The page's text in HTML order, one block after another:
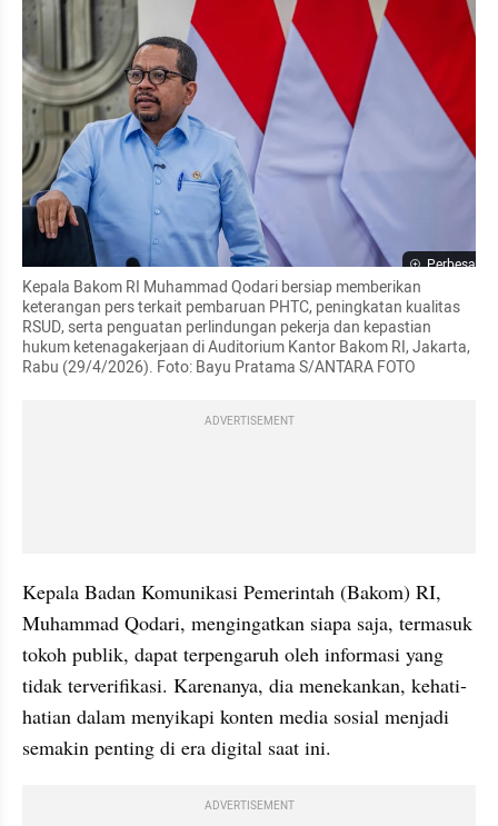
Perbesar
Kepala Bakom RI Muhammad Qodari bersiap memberikan
keterangan pers terkait pembaruan PHTC, peningkatan kualitas
RSUD, serta penguatan perlindungan pekerja dan kepastian
hukum ketenagakerjaan di Auditorium Kantor Bakom RI, Jakarta,
Rabu (29/4/2026). Foto: Bayu Pratama S/ANTARA FOTO
ADVERTISEMENT
Kepala Badan Komunikasi Pemerintah (Bakom) RI,
Muhammad Qodari, mengingatkan siapa saja, termasuk
tokoh publik, dapat terpengaruh oleh informasi yang
tidak terverifikasi. Karenanya, dia menekankan, kehati-
hatian dalam menyikapi konten media sosial menjadi
semakin penting di era digital saat ini.
ADVERTISEMENT